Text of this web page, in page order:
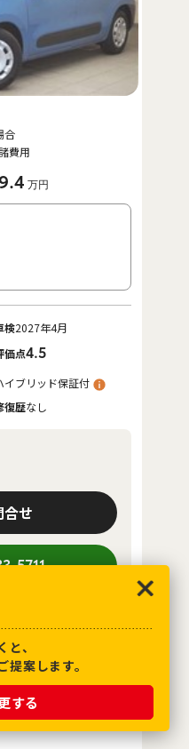
、
案します。
する
費用
.4 万円
合
検2027年4月
価点4.5
イブリッド保証付
復歴なし
せ
5711
お気に入り追加